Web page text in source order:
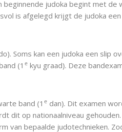
beginnende judoka begint met de
is afgelegd krijgt de judoka
Soms kan een judoka een slip
(1 e kyu graad). Deze
band (1 e dan). Dit examen
dit op nationaalniveau
van bepaalde judotechnieken.